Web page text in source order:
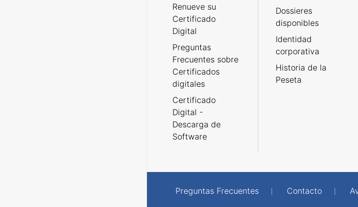
Renueve su
Certificado
Digital
Preguntas
Frecuentes sobre
Certificados
digitales
Certificado
Digital -
Descarga de
Software
Dossieres
disponibles
Identidad
corporativa
Historia de la
Peseta
Preguntas Frecuentes Contacto